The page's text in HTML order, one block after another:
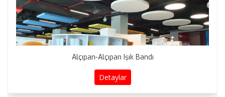
Alçıpan-Alçıpan Işık Bandı
Detaylar